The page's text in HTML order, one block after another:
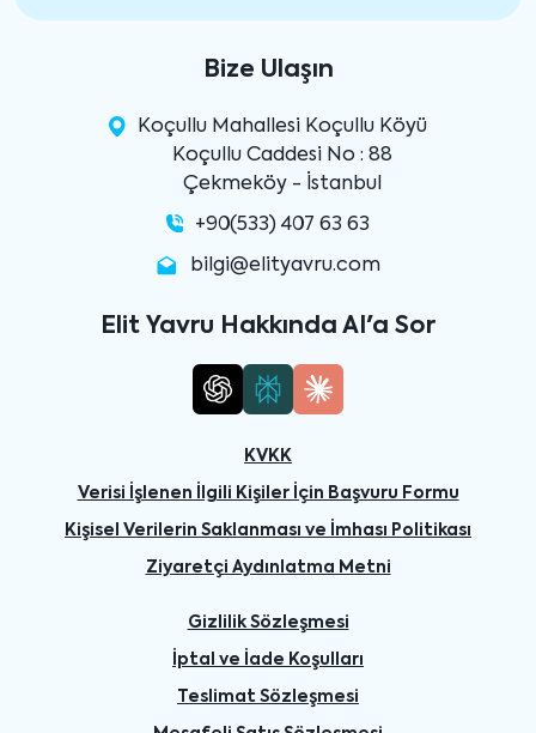
Bize Ulaşın
Koçullu Mahallesi Koçullu Köyü
Koçullu Caddesi No : 88
Çekmeköy - İstanbul
+90(533) 407 63 63
bilgi@elityavru.com
Elit Yavru Hakkında AI'a Sor
KVKK
Verisi İşlenen İlgili Kişiler İçin Başvuru Formu
Kişisel Verilerin Saklanması ve İmhası Politikası
Ziyaretçi Aydınlatma Metni
Gizlilik Sözleşmesi
İptal ve İade Koşulları
Teslimat Sözleşmesi